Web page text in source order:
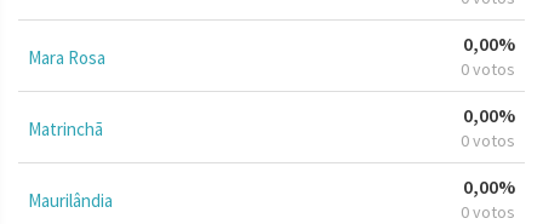
Mara Rosa
0,00%
0 votos
Matrinchã
0,00%
0 votos
Maurilândia
0,00%
0 votos